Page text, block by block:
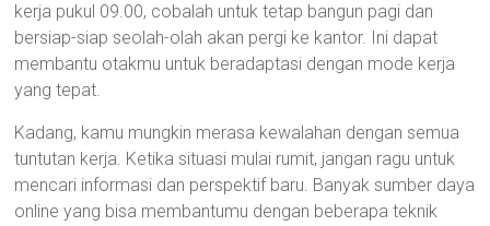
kerja pukul 09.00, cobalah untuk tetap bangun pagi dan
bersiap-siap seolah-olah akan pergi ke kantor. Ini dapat
membantu otakmu untuk beradaptasi dengan mode kerja
yang tepat.
Kadang, kamu mungkin merasa kewalahan dengan semua
tuntutan kerja. Ketika situasi mulai rumit, jangan ragu untuk
mencari informasi dan perspektif baru. Banyak sumber daya
online yang bisa membantumu dengan beberapa teknik